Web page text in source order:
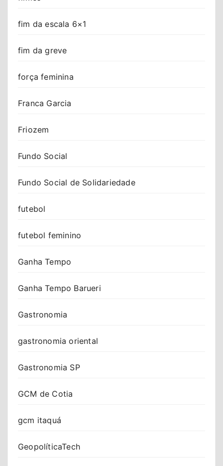
fim da escala 6×1
fim da greve
força feminina
Franca Garcia
Friozem
Fundo Social
Fundo Social de Solidariedade
futebol
futebol feminino
Ganha Tempo
Ganha Tempo Barueri
Gastronomia
gastronomia oriental
Gastronomia SP
GCM de Cotia
gcm itaquá
GeopolíticaTech